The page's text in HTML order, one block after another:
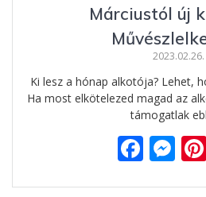
Márciustól új
2023.02.26.
Ki lesz a hónap alkotója? Lehet,
Ha most elkötelezed magad az
támogatlak
F M